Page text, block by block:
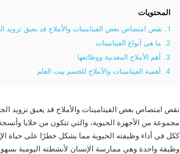
المحتويات
1.
نقص امتصاص بعض الفيتامينات والأملاح قد يعيق تزويد
2.
ما هي أنواع الفيتامينات
3.
أهم الأملاح المعدنية ووظائفها
4.
أهمية الفيتامينات والأملاح للجسم بيت العلم
نقص امتصاص بعض الفيتامينات والأملاح قد يعيق
مجموعة من الأجهزة الحيوية، والتي تتكون من خلايا
ككل في أداء وظيفته الحيوية مما يشكل خطرًا على حياة
وظيفة واحدة وهي ممارسة الإنسان لأنشطته اليومية